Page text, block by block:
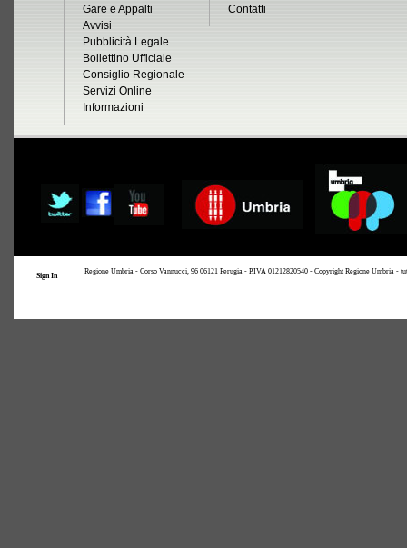
Gare e Appalti
Avvisi
Pubblicità Legale
Bollettino Ufficiale
Consiglio Regionale
Servizi Online
Informazioni
Contatti
Sign In
Regione Umbria - Corso Vannucci, 96 06121 Perugia - P.IVA 01212820540 - Copyright Regione Umbria -